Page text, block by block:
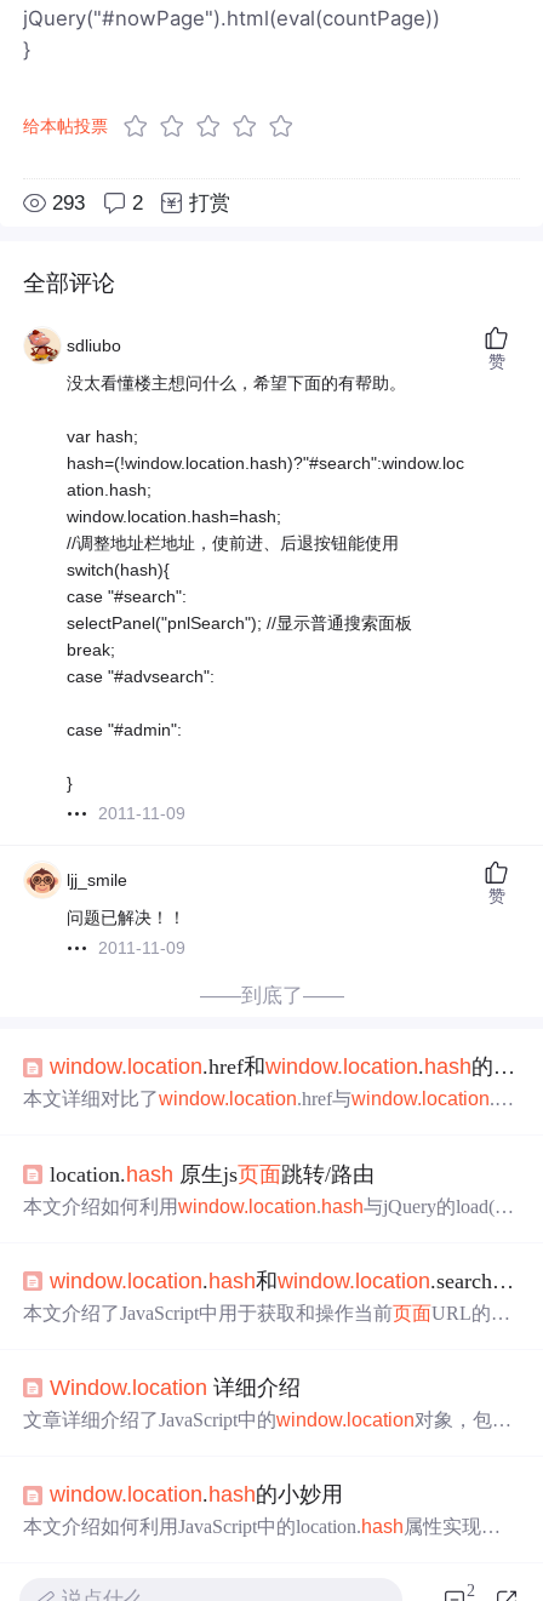
jQuery("#nowPage").html(eval(countPage))
}
给本帖投票
293 2 打赏
全部评论
sdliubo
没太看懂楼主想问什么，希望下面的有帮助。
var hash;
hash=(!window.location.hash)?"#search":window.loc
ation.hash;
window.location.hash=hash;
//调整地址栏地址，使前进、后退按钮能使用
switch(hash){
case "#search":
selectPanel("pnlSearch"); //显示普通搜索面板
break;
case "#advsearch":
case "#admin":
}
2011-11-09
赞
ljj_smile
问题已解决！！
2011-11-09
赞
——到底了——
window.location.href和window.location.hash的区别
本文详细对比了window.location.href与window.location.ha
情况下改变锚点。
location.hash 原生js页面跳转/路由
本文介绍如何利用window.location.hash与jQuery的load()
对应HTML文件。
window.location.hash和window.location.search和
本文介绍了JavaScript中用于获取和操作当前页面URL的属
ef返回完整URL。这些属性可帮助开发人员实现
导航、参数传递、页面跳转等功能。
Window.location 详细介绍
文章详细介绍了JavaScript中的window.location对象，包括
息。同时，文章讨论了window.location
reload和toString等方法，特别是assign和replace在页面重定
window.location.hash的小妙用
本文介绍如何利用JavaScript中的location.hash属性实现网
2